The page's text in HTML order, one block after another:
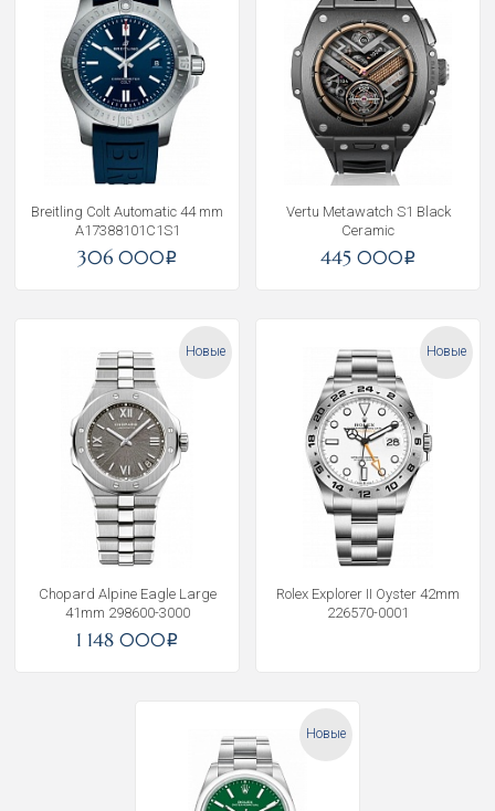
Breitling Colt Automatic 44 mm
A17388101C1S1
306 000i
Vertu Metawatch S1 Black
Ceramic
445 000i
Новые
Chopard Alpine Eagle Large
41mm 298600-3000
1 148 000i
Новые
Rolex Explorer II Oyster 42mm
226570-0001
Новые